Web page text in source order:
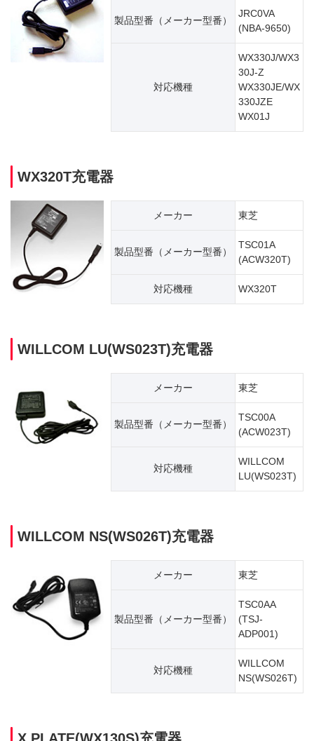
製品型番（​メーカー型番）
JRC0VA
(NBA-9650)
対応機種
WX330J/WX3
30J-Z
WX330JE/WX
330JZE
WX01J
WX320T充電器
メーカー 東芝
製品型番（​メーカー型番）
TSC01A
(ACW320T)
対応機種 WX320T
WILLCOM LU(WS023T)充電器
メーカー 東芝
製品型番（​メーカー型番）
TSC00A
(ACW023T)
対応機種
WILLCOM
LU(WS023T)
WILLCOM NS(WS026T)充電器
メーカー 東芝
製品型番（​メーカー型番）
TSC0AA
(TSJ-
ADP001)
対応機種
WILLCOM
NS(WS026T)